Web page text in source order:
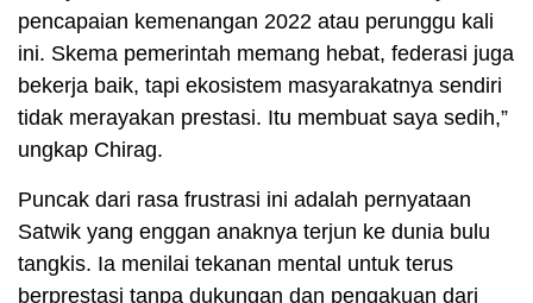
pencapaian kemenangan 2022 atau perunggu kali
ini. Skema pemerintah memang hebat, federasi juga
bekerja baik, tapi ekosistem masyarakatnya sendiri
tidak merayakan prestasi. Itu membuat saya sedih,”
ungkap Chirag.
Puncak dari rasa frustrasi ini adalah pernyataan
Satwik yang enggan anaknya terjun ke dunia bulu
tangkis. Ia menilai tekanan mental untuk terus
berprestasi tanpa dukungan dan pengakuan dari